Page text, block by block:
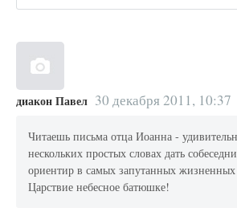
диакон Павел 30 декабря 2011, 10:37
Читаешь письма отца Иоанна -
нескольких простых словах дать
ориентир в самых запутанных жизненных
Царствие небесное батюшке!